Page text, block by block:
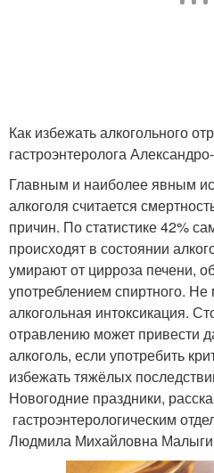
Как избежать алкогольного
гастроэнтеролога
Главным и наиболее явным
алкоголя считается
причин. По статистике 42%
происходят в состоянии
умирают от цирроза печени,
употреблением спиртного.
алкогольная интоксикация.
отравлению может привести
алкоголь, если употребить
избежать тяжёлых
Новогодние праздники,
гастроэнтерологическим
Людмила Михайловна